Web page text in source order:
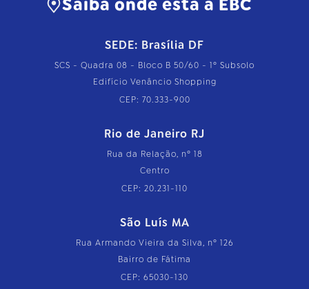
Saiba onde está a EBC
SEDE: Brasília DF
SCS - Quadra 08 - Bloco B 50/60 - 1º Subsolo
Edifício Venâncio Shopping
CEP: 70.333-900
Rio de Janeiro RJ
Rua da Relação, nº 18
Centro
CEP: 20.231-110
São Luís MA
Rua Armando Vieira da Silva, nº 126
Bairro de Fátima
CEP: 65030-130